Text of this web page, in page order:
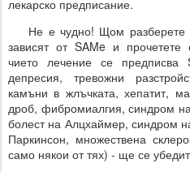
лекарско предписание.
Не е чудно! Щом разберете
зависят от SAMe и прочетете
чието лечение се предписва
депресия, тревожни
камъни в жлъчката, хепатит,
дроб, фибромиалгия, синдром
болест на Алцхаймер, синдром
Паркинсон, множествена
само някои от тях) - ще се